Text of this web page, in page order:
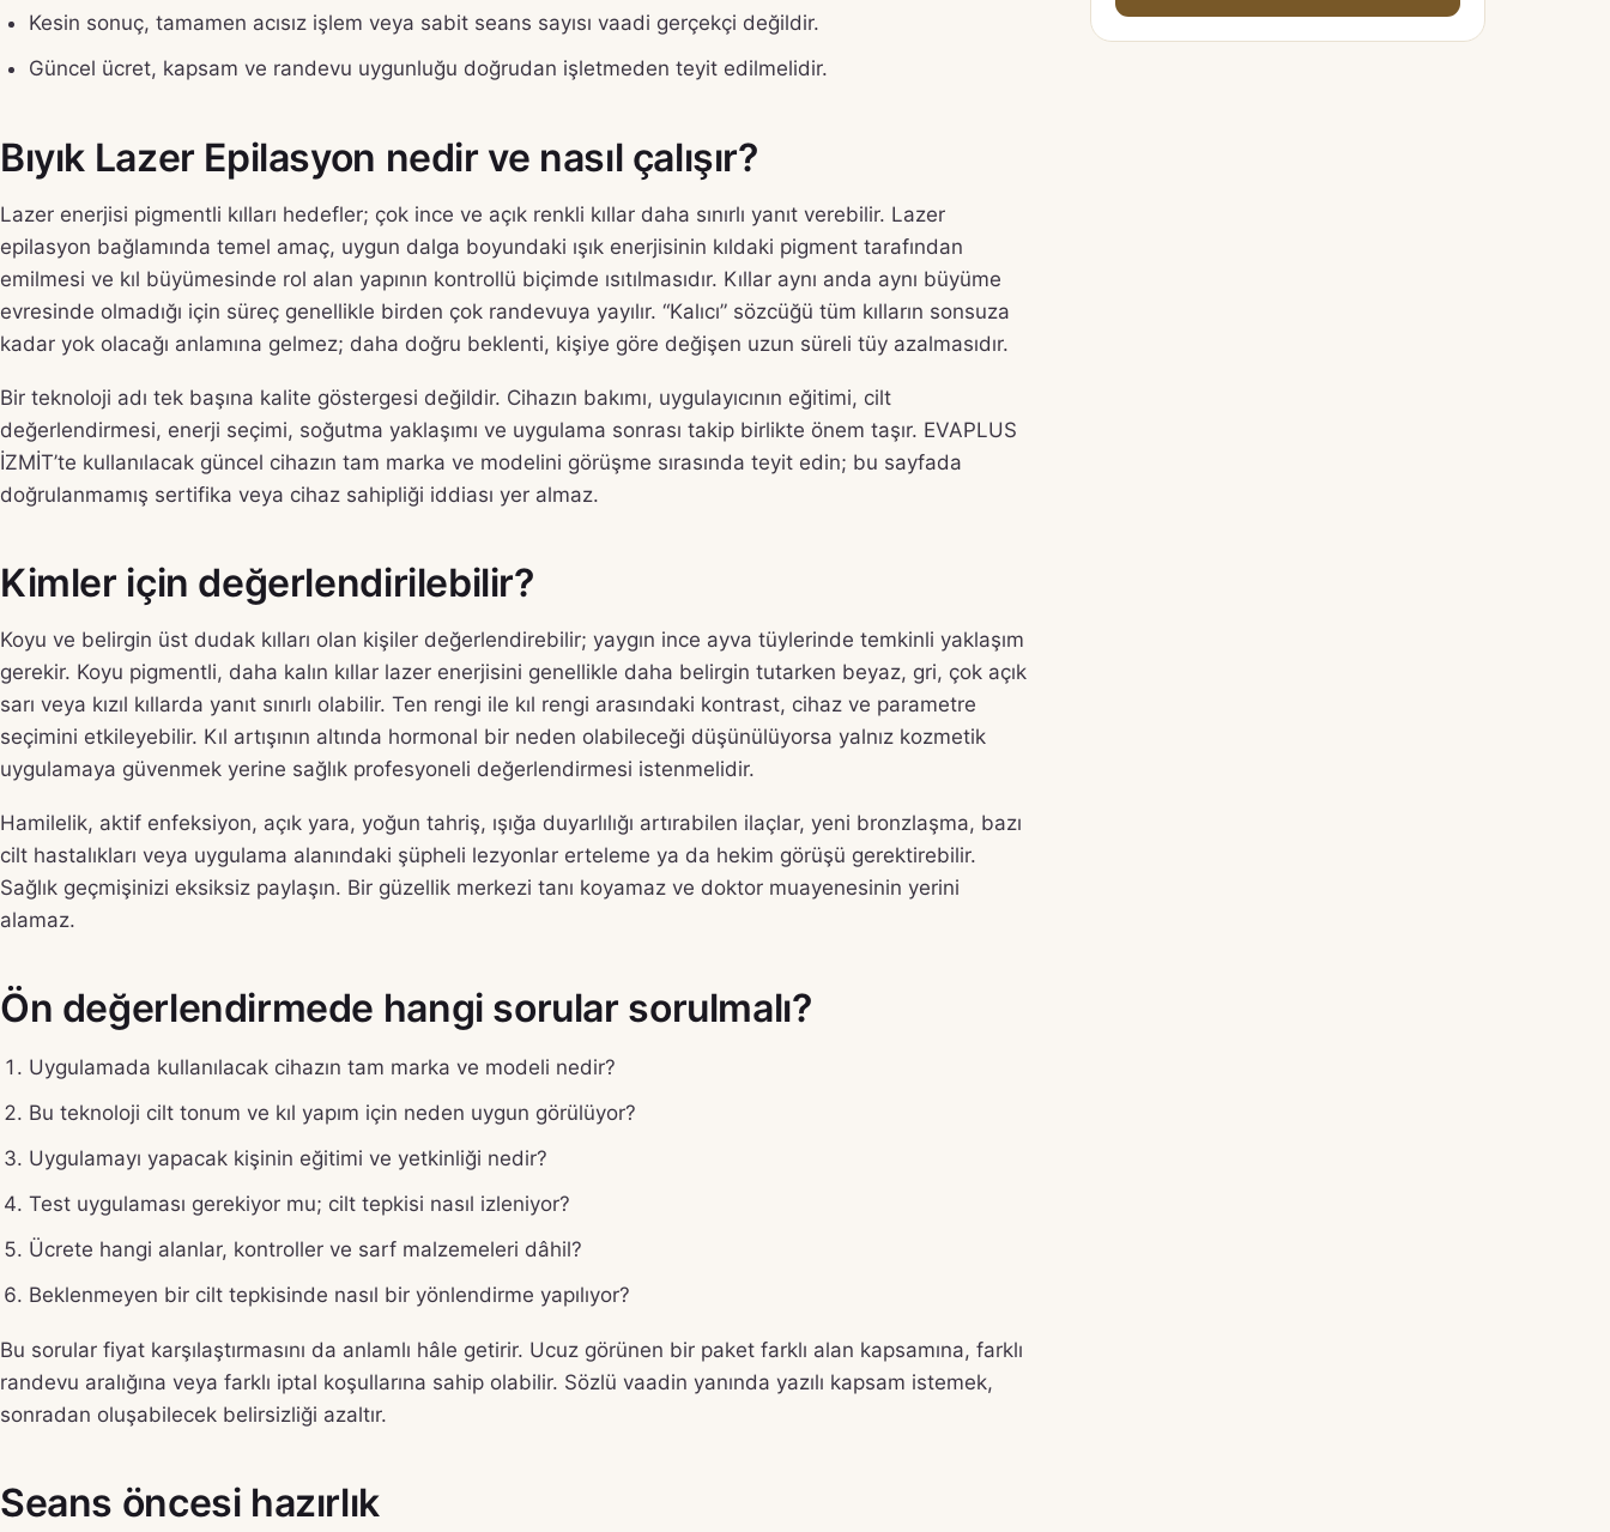
Kesin sonuç, tamamen acısız işlem veya sabit seans sayısı vaadi gerçekçi değildir.
Güncel ücret, kapsam ve randevu uygunluğu doğrudan işletmeden teyit edilmelidir.
Bıyık Lazer Epilasyon nedir ve nasıl çalışır?
Lazer enerjisi pigmentli kılları hedefler; çok ince ve açık renkli kıllar daha sınırlı yanıt verebilir. Lazer
epilasyon bağlamında temel amaç, uygun dalga boyundaki ışık enerjisinin kıldaki pigment tarafından
emilmesi ve kıl büyümesinde rol alan yapının kontrollü biçimde ısıtılmasıdır. Kıllar aynı anda aynı büyüme
evresinde olmadığı için süreç genellikle birden çok randevuya yayılır. “Kalıcı” sözcüğü tüm kılların sonsuza
kadar yok olacağı anlamına gelmez; daha doğru beklenti, kişiye göre değişen uzun süreli tüy azalmasıdır.
Bir teknoloji adı tek başına kalite göstergesi değildir. Cihazın bakımı, uygulayıcının eğitimi, cilt
değerlendirmesi, enerji seçimi, soğutma yaklaşımı ve uygulama sonrası takip birlikte önem taşır. EVAPLUS
İZMİT’te kullanılacak güncel cihazın tam marka ve modelini görüşme sırasında teyit edin; bu sayfada
doğrulanmamış sertifika veya cihaz sahipliği iddiası yer almaz.
Kimler için değerlendirilebilir?
Koyu ve belirgin üst dudak kılları olan kişiler değerlendirebilir; yaygın ince ayva tüylerinde temkinli yaklaşım
gerekir. Koyu pigmentli, daha kalın kıllar lazer enerjisini genellikle daha belirgin tutarken beyaz, gri, çok açık
sarı veya kızıl kıllarda yanıt sınırlı olabilir. Ten rengi ile kıl rengi arasındaki kontrast, cihaz ve parametre
seçimini etkileyebilir. Kıl artışının altında hormonal bir neden olabileceği düşünülüyorsa yalnız kozmetik
uygulamaya güvenmek yerine sağlık profesyoneli değerlendirmesi istenmelidir.
Hamilelik, aktif enfeksiyon, açık yara, yoğun tahriş, ışığa duyarlılığı artırabilen ilaçlar, yeni bronzlaşma, bazı
cilt hastalıkları veya uygulama alanındaki şüpheli lezyonlar erteleme ya da hekim görüşü gerektirebilir.
Sağlık geçmişinizi eksiksiz paylaşın. Bir güzellik merkezi tanı koyamaz ve doktor muayenesinin yerini
alamaz.
Ön değerlendirmede hangi sorular sorulmalı?
Uygulamada kullanılacak cihazın tam marka ve modeli nedir?
Bu teknoloji cilt tonum ve kıl yapım için neden uygun görülüyor?
Uygulamayı yapacak kişinin eğitimi ve yetkinliği nedir?
Test uygulaması gerekiyor mu; cilt tepkisi nasıl izleniyor?
Ücrete hangi alanlar, kontroller ve sarf malzemeleri dâhil?
Beklenmeyen bir cilt tepkisinde nasıl bir yönlendirme yapılıyor?
Bu sorular fiyat karşılaştırmasını da anlamlı hâle getirir. Ucuz görünen bir paket farklı alan kapsamına, farklı
randevu aralığına veya farklı iptal koşullarına sahip olabilir. Sözlü vaadin yanında yazılı kapsam istemek,
sonradan oluşabilecek belirsizliği azaltır.
Seans öncesi hazırlık